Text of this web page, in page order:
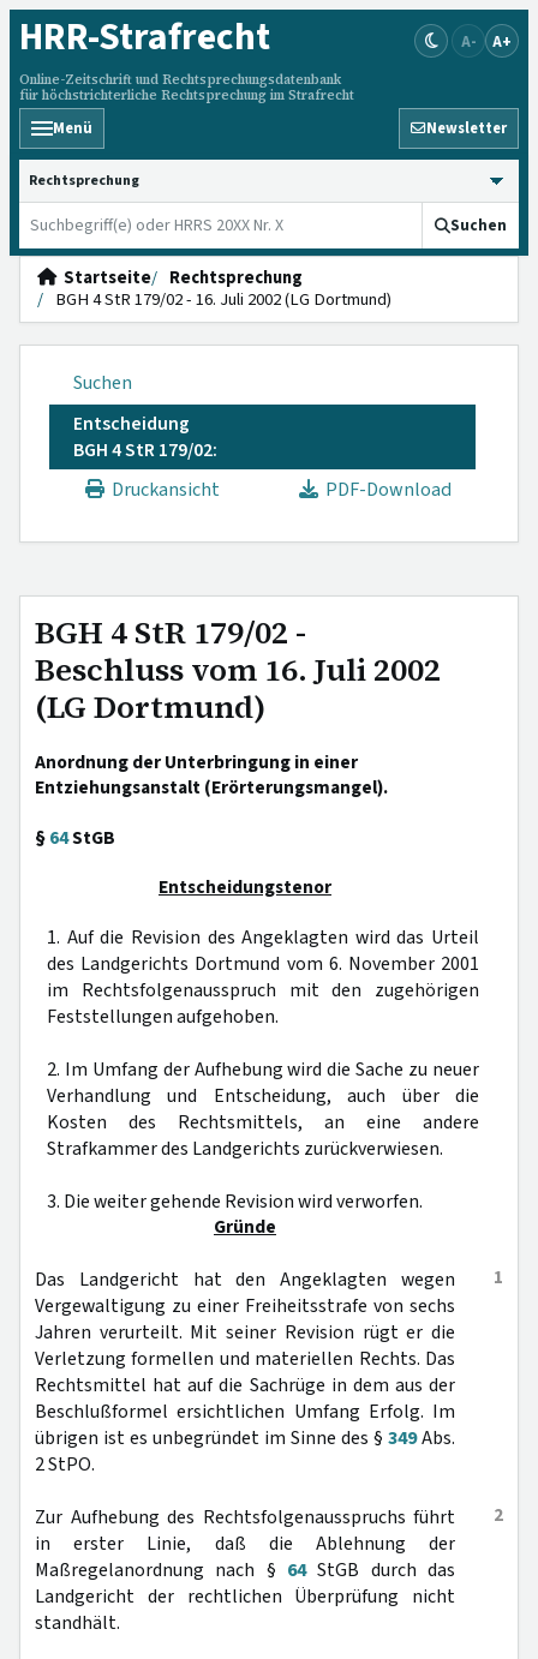
HRR-Strafrecht
Online-Zeitschrift und Rechtsprechungsdatenbank
für höchstrichterliche Rechtsprechung im Strafrecht
A- A+
Menü Newsletter
HRRS durchsuchen
Suchen
Startseite
Rechtsprechung
BGH 4 StR 179/02 - 16. Juli 2002 (LG Dortmund)
Suchen
Entscheidung
BGH 4 StR 179/02:
Druckansicht
PDF-Download
BGH 4 StR 179/02 -
Beschluss vom 16. Juli 2002
(LG Dortmund)
Anordnung der Unterbringung in einer
Entziehungsanstalt (Erörterungsmangel).
§64StGB
Entscheidungstenor
1. Auf die Revision des Angeklagten wird das Urteil
des Landgerichts Dortmund vom 6. November 2001
im Rechtsfolgenausspruch mit den zugehörigen
Feststellungen aufgehoben.
2. Im Umfang der Aufhebung wird die Sache zu neuer
Verhandlung und Entscheidung, auch über die
Kosten des Rechtsmittels, an eine andere
Strafkammer des Landgerichts zurückverwiesen.
3. Die weiter gehende Revision wird verworfen.
Gründe
1
Das Landgericht hat den Angeklagten wegen
Vergewaltigung zu einer Freiheitsstrafe von sechs
Jahren verurteilt. Mit seiner Revision rügt er die
Verletzung formellen und materiellen Rechts. Das
Rechtsmittel hat auf die Sachrüge in dem aus der
Beschlußformel ersichtlichen Umfang Erfolg. Im
übrigen ist es unbegründet im Sinne des § 349Abs.
2 StPO.
2
Zur Aufhebung des Rechtsfolgenausspruchs führt
in erster Linie, daß die Ablehnung der
Maßregelanordnung nach § 64StGB durch das
Landgericht der rechtlichen Überprüfung nicht
standhält.